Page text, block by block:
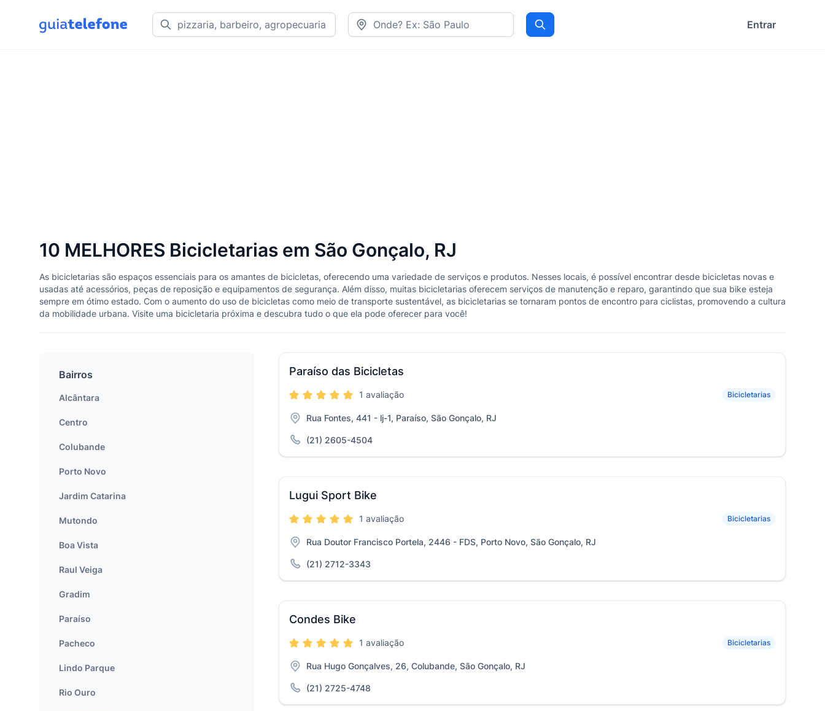
Procurar Entrar
10 MELHORES Bicicletarias em São Gonçalo, RJ
As bicicletarias são espaços essenciais para os amantes de bicicletas, oferecendo uma variedade de serviços e produtos. Nesses locais, é possível encontrar desde bicicletas novas e
usadas até acessórios, peças de reposição e equipamentos de segurança. Além disso, muitas bicicletarias oferecem serviços de manutenção e reparo, garantindo que sua bike esteja
sempre em ótimo estado. Com o aumento do uso de bicicletas como meio de transporte sustentável, as bicicletarias se tornaram pontos de encontro para ciclistas, promovendo a cultura
da mobilidade urbana. Visite uma bicicletaria próxima e descubra tudo o que ela pode oferecer para você!
Paraíso das Bicicletas
Bicicletarias
1 avaliação
Rua Fontes, 441 - lj-1, Paraíso, São Gonçalo, RJ
(21) 2605-4504
Lugui Sport Bike
Bicicletarias
1 avaliação
Rua Doutor Francisco Portela, 2446 - FDS, Porto Novo, São Gonçalo, RJ
(21) 2712-3343
Condes Bike
Bicicletarias
1 avaliação
Rua Hugo Gonçalves, 26, Colubande, São Gonçalo, RJ
(21) 2725-4748
Bairros
Alcântara
Centro
Colubande
Porto Novo
Jardim Catarina
Mutondo
Boa Vista
Raul Veiga
Gradim
Paraíso
Pacheco
Lindo Parque
Rio Ouro